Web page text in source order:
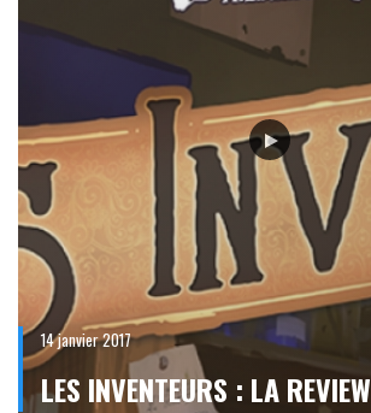
14 janvier 2017
LES INVENTEURS : LA REVIEW